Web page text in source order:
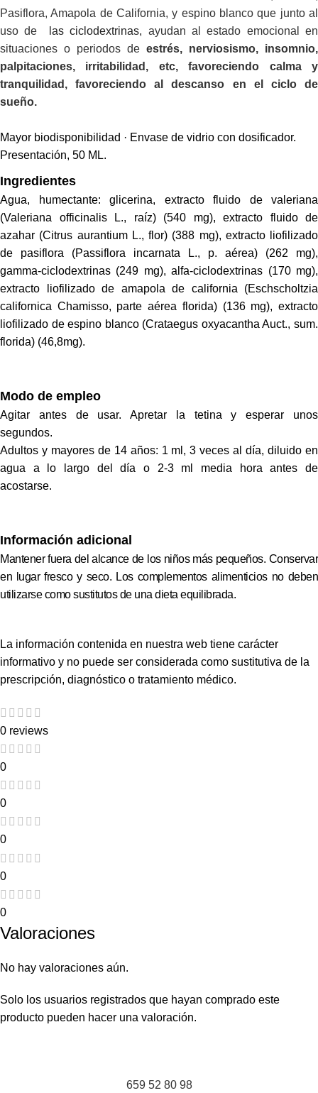
Pasiflora, Amapola de California, y espino blanco que junto al
uso de
las ciclodextrinas, ayudan al estado emocional en
situaciones o periodos de estrés, nerviosismo, insomnio,
palpitaciones, irritabilidad, etc, favoreciendo calma y
tranquilidad, favoreciendo al descanso en el ciclo de
sueño.
Mayor biodisponibilidad · Envase de vidrio con dosificador.
Presentación, 50 ML.
Ingredientes
Agua, humectante: glicerina, extracto fluido de valeriana
(Valeriana officinalis L., raíz) (540 mg), extracto fluido de
azahar (Citrus aurantium L., flor) (388 mg), extracto liofilizado
de pasiflora (Passiflora incarnata L., p. aérea) (262 mg),
gamma-ciclodextrinas (249 mg), alfa-ciclodextrinas (170 mg),
extracto liofilizado de amapola de california (Eschscholtzia
californica Chamisso, parte aérea florida) (136 mg), extracto
liofilizado de espino blanco (Crataegus oxyacantha Auct., sum.
florida) (46,8mg).
Modo de empleo
Agitar antes de usar. Apretar la tetina y esperar unos
segundos.
Adultos y mayores de 14 años: 1 ml, 3 veces al día, diluido en
agua a lo largo del día o 2-3 ml media hora antes de
acostarse.
Información adicional
Mantener fuera del alcance de los niños más pequeños. Conservar
en lugar fresco y seco. Los complementos alimenticios no deben
utilizarse como sustitutos de una dieta equilibrada.
La información contenida en nuestra web tiene carácter
informativo y no puede ser considerada como sustitutiva de la
prescripción, diagnóstico o tratamiento médico.
0 reviews
0
0
0
0
0
Valoraciones
No hay valoraciones aún.
Solo los usuarios registrados que hayan comprado este
producto pueden hacer una valoración.
659 52 80 98